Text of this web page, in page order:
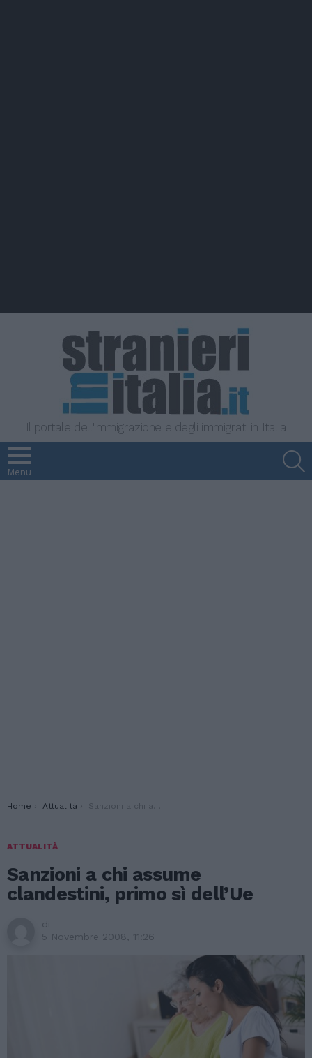
Il portale dell'immigrazione e degli immigrati in Italia
Menu
You are here:
Home Attualità Sanzioni a chi assume clandestini, primo sì dell’Ue
ATTUALITÀ
Sanzioni a chi assume
clandestini, primo sì dell’Ue
di
5 Novembre 2008, 11:26